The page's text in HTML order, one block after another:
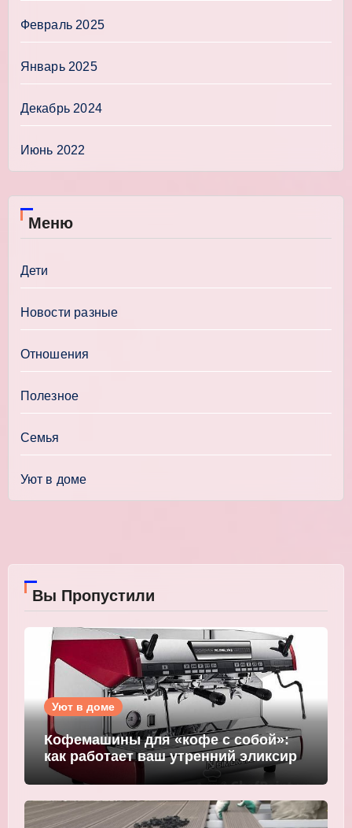
Февраль 2025
Январь 2025
Декабрь 2024
Июнь 2022
Меню
Дети
Новости разные
Отношения
Полезное
Семья
Уют в доме
Вы Пропустили
Уют в доме
Кофемашины для «кофе с собой»:
как работает ваш утренний эликсир